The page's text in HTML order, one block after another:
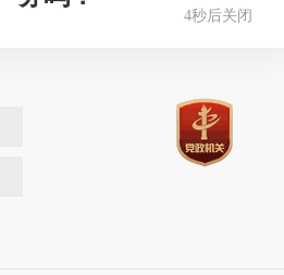
4秒后关闭